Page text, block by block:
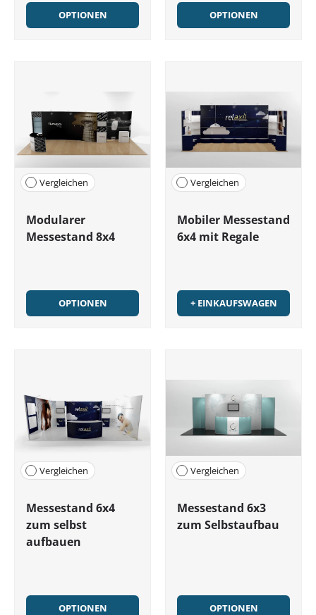
OPTIONEN OPTIONEN
Vergleichen
Modularer
Messestand 8x4
OPTIONEN
Vergleichen
Mobiler Messestand
6x4 mit Regale
+ EINKAUFSWAGEN
Vergleichen
Messestand 6x4
zum selbst
aufbauen
OPTIONEN
Vergleichen
Messestand 6x3
zum Selbstaufbau
OPTIONEN